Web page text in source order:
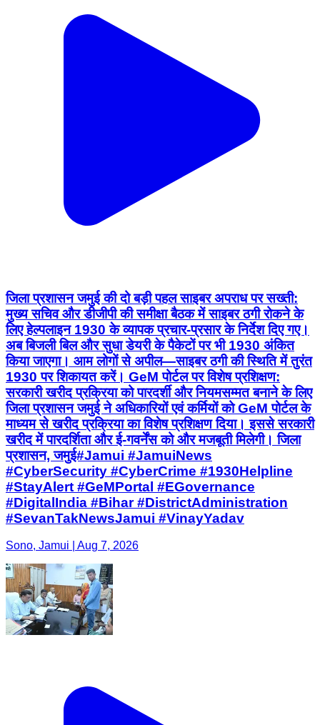
जिला प्रशासन जमुई की दो बड़ी पहल साइबर अपराध पर सख्ती:
मुख्य सचिव और डीजीपी की समीक्षा बैठक में साइबर ठगी रोकने के
लिए हेल्पलाइन 1930 के व्यापक प्रचार-प्रसार के निर्देश दिए गए।
अब बिजली बिल और सुधा डेयरी के पैकेटों पर भी 1930 अंकित
किया जाएगा। आम लोगों से अपील—साइबर ठगी की स्थिति में तुरंत
1930 पर शिकायत करें। GeM पोर्टल पर विशेष प्रशिक्षण:
सरकारी खरीद प्रक्रिया को पारदर्शी और नियमसम्मत बनाने के लिए
जिला प्रशासन जमुई ने अधिकारियों एवं कर्मियों को GeM पोर्टल के
माध्यम से खरीद प्रक्रिया का विशेष प्रशिक्षण दिया। इससे सरकारी
खरीद में पारदर्शिता और ई-गवर्नेंस को और मजबूती मिलेगी। जिला
प्रशासन, जमुई#Jamui #JamuiNews
#CyberSecurity #CyberCrime #1930Helpline
#StayAlert #GeMPortal #EGovernance
#DigitalIndia #Bihar #DistrictAdministration
#SevanTakNewsJamui #VinayYadav
Sono, Jamui | Aug 7, 2026